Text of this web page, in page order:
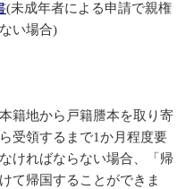
(未成年者による申請で親権
い場合)
籍地から戸籍謄本を取り寄
受領するまで1か月程度要
ければならない場合、「帰
て帰国することができま